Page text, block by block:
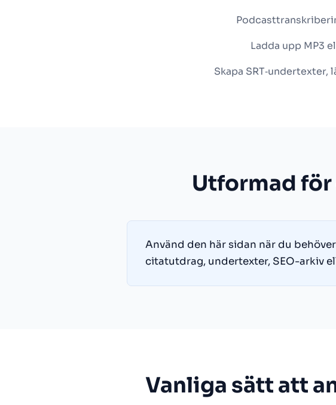
Ladda upp MP3
Skapa
Utformad
Använd den här sidan när du
citatutdrag, undertexter, SEO-arkiv
Vanliga sätt att